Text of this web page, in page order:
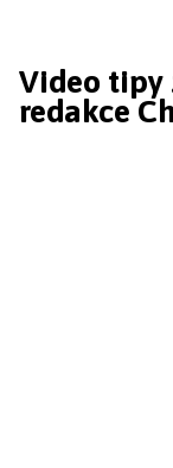
Video tipy
redakce